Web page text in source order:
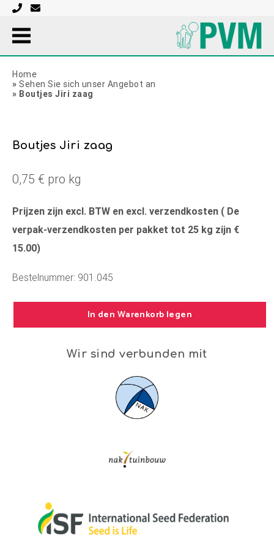
Home
» Sehen Sie sich unser Angebot an
» Boutjes Jiri zaag
Boutjes Jiri zaag
0,75 € pro kg
Prijzen zijn excl. BTW en excl. verzendkosten ( De
verpak-verzendkosten per pakket tot 25 kg zijn €
15.00)
Bestelnummer: 901.045
In den Warenkorb legen
Wir sind verbunden mit